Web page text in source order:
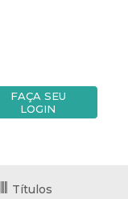
FAÇA SEU
LOGIN
Títulos